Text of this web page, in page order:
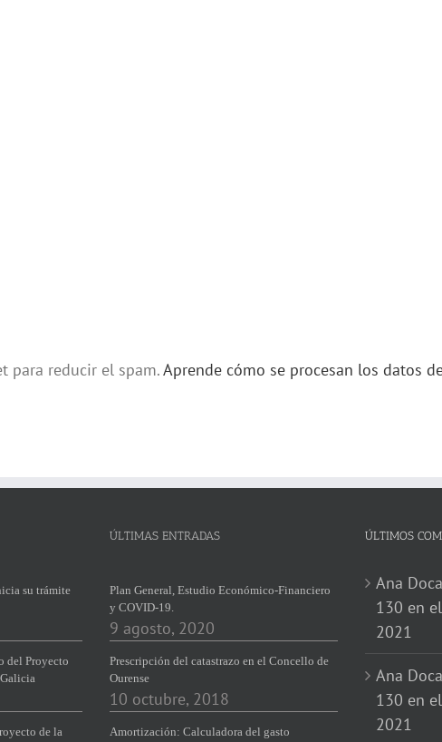
para reducir el spam.Aprende cómo se procesan los datos
su trámite
del Proyecto
de la
ÚLTIMAS ENTRADAS
Plan General, Estudio Económico-Financiero
y COVID-19.
9 agosto, 2020
Prescripción del catastrazo en el Concello de
Ourense
10 octubre, 2018
Amortización: Calculadora del gasto
ÚLTIMOS
Ana
130 en
2021
Ana
130 en
2021